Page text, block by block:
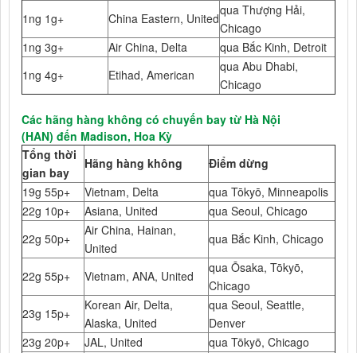
1ng 1g+ China Eastern, United
qua Thượng Hải,
Chicago
1ng 3g+
Air China, Delta
qua Bắc Kinh, Detroit
1ng 4g+
Etihad, American
qua Abu Dhabi,
Chicago
Các hãng hàng không có chuyến bay từ Hà Nội
(HAN) đến Madison, Hoa Kỳ
Tổng thời
gian bay
Hãng hàng không
Điểm dừng
19g 55p+
Vietnam, Delta
qua Tōkyō, Minneapolis
22g 10p+
Asiana, United
qua Seoul, Chicago
22g 50p+
Air China, Hainan,
United
qua Bắc Kinh, Chicago
22g 55p+ Vietnam, ANA, United
qua Ōsaka, Tōkyō,
Chicago
23g 15p+
Korean Air, Delta,
Alaska, United
qua Seoul, Seattle,
Denver
23g 20p+
JAL, United
qua Tōkyō, Chicago